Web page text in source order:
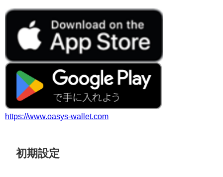
https://www.oasys-wallet.com
初期設定